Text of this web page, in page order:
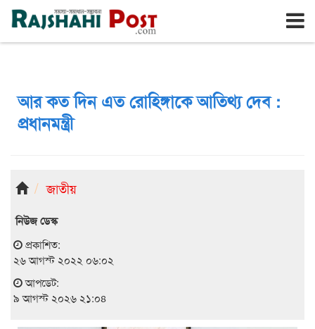
রাজশাহী রবিবার, ৯ই আগস্ট ২০২৬, ২৬শে শ্রাবণ ১৪৩৩
আর কত দিন এত রোহিঙ্গাকে আতিথ্য দেব :
প্রধানমন্ত্রী
জাতীয়
নিউজ ডেস্ক
প্রকাশিত:
২৬ আগস্ট ২০২২ ০৬:০২
আপডেট:
৯ আগস্ট ২০২৬ ২১:০৪